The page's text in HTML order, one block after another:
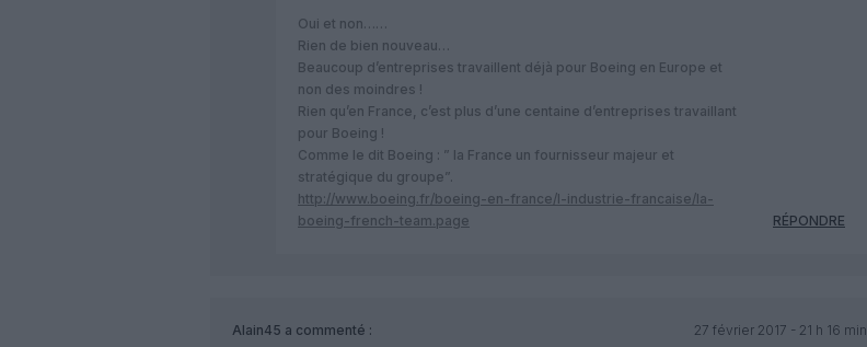
Oui et non……
Rien de bien nouveau…
Beaucoup d’entreprises travaillent déjà pour Boeing en Europe et
non des moindres !
Rien qu’en France, c’est plus d’une centaine d’entreprises travaillant
pour Boeing !
Comme le dit Boeing : ” la France un fournisseur majeur et
stratégique du groupe”.
http://www.boeing.fr/boeing-en-france/l-industrie-francaise/la-
boeing-french-team.page
RÉPONDRE
Alain45 a commenté :
27 février 2017 - 21 h 16 min